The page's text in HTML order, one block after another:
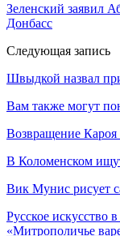
Зеленский заявил
Донбасс
Следующая запись
Швыдкой назвал
Вам также могут
Возвращение Кароя
В Коломенском
Вик Мунис рисует
Русское искусство
«Митрополичье